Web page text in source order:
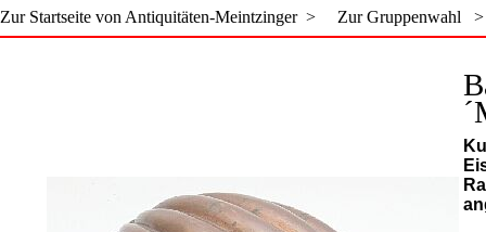
Zur Startseite von Antiquitäten-Meintzinger > Zur Gruppenwahl >